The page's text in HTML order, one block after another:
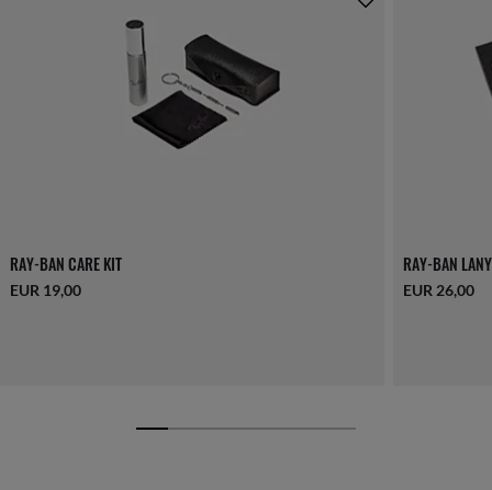
RAY-BAN CARE KIT
EUR 19,00
RAY-BAN
EUR 26,00